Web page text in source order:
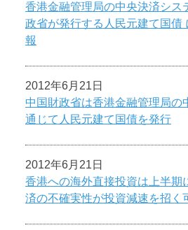
香港金融管理局の中央決済シス
政省が発行する人民元建て国債
報
2012年6月21日
中国財政省は香港金融管理局の
通じて人民元建て国債を発行
2012年6月21日
香港への海外直接投資は上半期
済の不確実性が投資減速を招く